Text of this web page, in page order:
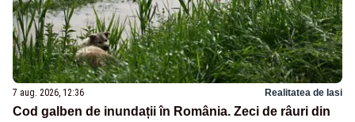
7 aug. 2026, 12:36 Realitatea de Iasi
Cod galben de inundații în România. Zeci de râuri din